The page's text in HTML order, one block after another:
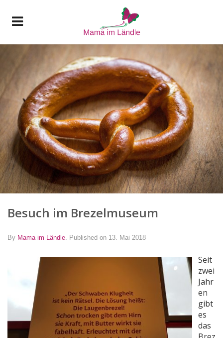
Besuch im Brezelmuseum
By Mama im Ländle Published on 13. Mai 2018
Seit
zwei
Jahr
en
gibt
es
das